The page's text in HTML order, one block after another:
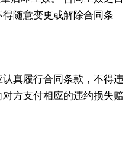
随意变更或解除合同条
真履行合同条款，不得违
方支付相应的违约损失赔